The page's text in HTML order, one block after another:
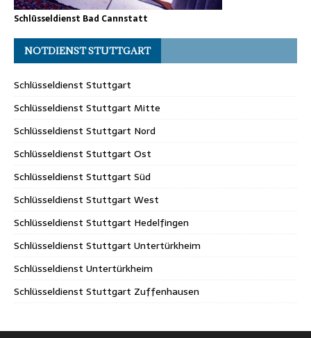
Schlüsseldienst Bad Cannstatt
NOTDIENST STUTTGART
Schlüsseldienst Stuttgart
Schlüsseldienst Stuttgart Mitte
Schlüsseldienst Stuttgart Nord
Schlüsseldienst Stuttgart Ost
Schlüsseldienst Stuttgart Süd
Schlüsseldienst Stuttgart West
Schlüsseldienst Stuttgart Hedelfingen
Schlüsseldienst Stuttgart Untertürkheim
Schlüsseldienst Untertürkheim
Schlüsseldienst Stuttgart Zuffenhausen